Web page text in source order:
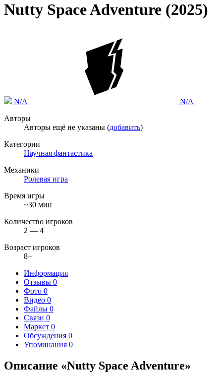
Nutty Space Adventure (2025)
N/A
N/A
Авторы
Авторы ещё не указаны (добавить)
Категории
Научная фантастика
Механики
Ролевая игра
Время игры
~30 мин
Количество игроков
2 — 4
Возраст игроков
8+
Информация
Отзывы 0
Фото 0
Видео 0
Файлы 0
Связи 0
Маркет 0
Обсуждения 0
Упоминания 0
Описание «Nutty Space Adventure»